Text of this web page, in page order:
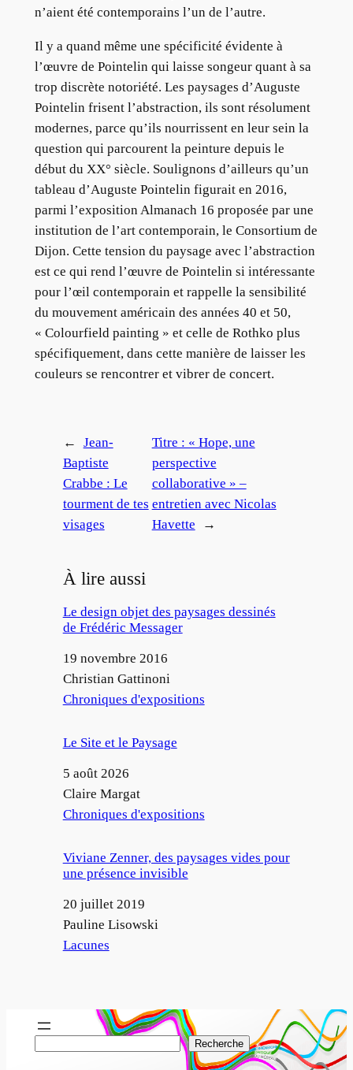
n’aient été contemporains l’un de l’autre.
Il y a quand même une spécificité évidente à
l’œuvre de Pointelin qui laisse songeur quant à sa
trop discrète notoriété. Les paysages d’Auguste
Pointelin frisent l’abstraction, ils sont résolument
modernes, parce qu’ils nourrissent en leur sein la
question qui parcourent la peinture depuis le
début du XX° siècle. Soulignons d’ailleurs qu’un
tableau d’Auguste Pointelin figurait en 2016,
parmi l’exposition Almanach 16 proposée par une
institution de l’art contemporain, le Consortium de
Dijon. Cette tension du paysage avec l’abstraction
est ce qui rend l’œuvre de Pointelin si intéressante
pour l’œil contemporain et rappelle la sensibilité
du mouvement américain des années 40 et 50,
« Colourfield painting » et celle de Rothko plus
spécifiquement, dans cette manière de laisser les
couleurs se rencontrer et vibrer de concert.
←
Jean-
Baptiste
Crabbe : Le
tourment de tes
visages
Titre : « Hope, une
perspective
collaborative » –
entretien avec Nicolas
Havette
→
À lire aussi
Le design objet des paysages dessinés
de Frédéric Messager
Date
19 novembre 2016
Auteur
Christian Gattinoni
Par rapport à
Chroniques d'expositions
Le Site et le Paysage
Date
5 août 2026
Auteur
Claire Margat
Par rapport à
Chroniques d'expositions
Viviane Zenner, des paysages vides pour
une présence invisible
Date
20 juillet 2019
Auteur
Pauline Lisowski
Par rapport à
Lacunes
Recherche